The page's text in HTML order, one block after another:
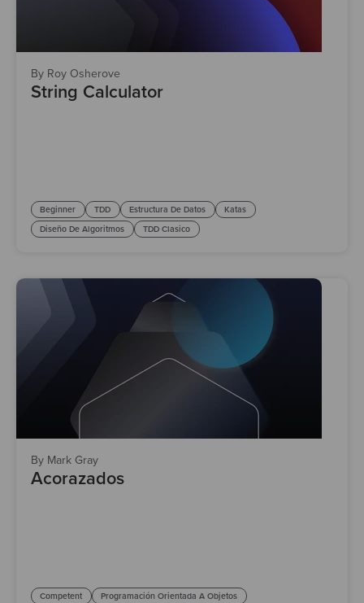
By Roy Osherove
String Calculator
Beginner TDD Estructura De Datos
Katas
Diseño De Algoritmos
TDD Clasico
By Mark Gray
Acorazados
Competent
Programación Orientada A Objetos